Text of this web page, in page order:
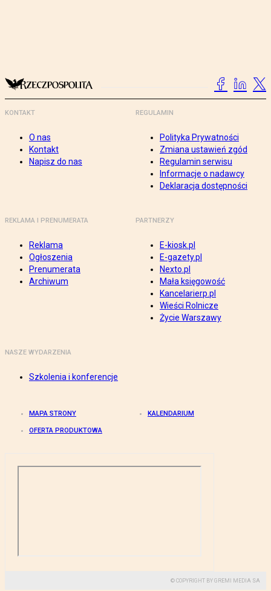
KONTAKT
O nas
Kontakt
Napisz do nas
REGULAMIN
Polityka Prywatności
Zmiana ustawień zgód
Regulamin serwisu
Informacje o nadawcy
Deklaracja dostępności
REKLAMA I PRENUMERATA
Reklama
Ogłoszenia
Prenumerata
Archiwum
PARTNERZY
E-kiosk.pl
E-gazety.pl
Nexto.pl
Mała księgowość
Kancelarierp.pl
Wieści Rolnicze
Życie Warszawy
NASZE WYDARZENIA
Szkolenia i konferencje
MAPA STRONY KALENDARIUM
OFERTA PRODUKTOWA
© COPYRIGHT BY GREMI MEDIA SA